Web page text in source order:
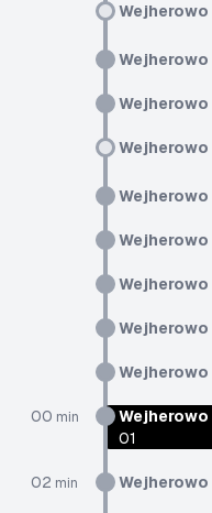
Wejherowo
Wejherowo
Wejherowo
Wejherowo
Wejherowo
Wejherowo
Wejherowo
Wejherowo
Wejherowo
00 min Wejherowo
01
02 min Wejherowo